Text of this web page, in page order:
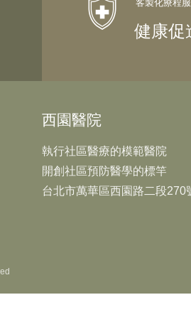
健康促
西園醫院
執行社區醫療的模範醫院
開創社區預防醫學的標竿
台北市萬華區西園路二段270